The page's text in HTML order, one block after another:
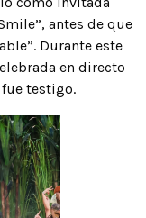
antes de que
Durante este
en directo
fue testigo.